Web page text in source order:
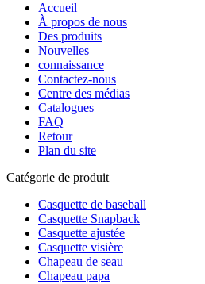
Accueil
À propos de nous
Des produits
Nouvelles
connaissance
Contactez-nous
Centre des médias
Catalogues
FAQ
Retour
Plan du site
Catégorie de produit
Casquette de baseball
Casquette Snapback
Casquette ajustée
Casquette visière
Chapeau de seau
Chapeau papa